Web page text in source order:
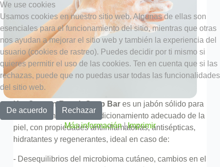
KeyOxygen Repair Soap Bar es un jabón sólido para
cuidado, limpieza y acondicionamiento adecuado de la
piel, con propiedades antiinflamatorias, antisépticas,
hidratantes y regenerantes, ideal en caso de:
- Desequilibrios del microbioma cutáneo, cambios en el
We use cookies
Usamos cookies en nuestro sitio web. Algunas de ellas son
esenciales para el funcionamiento del sitio, mientras que otras
nos ayudan a mejorar el sitio web y también la experiencia del
usuario (cookies de rastreo). Puedes decidir por ti mismo si
quieres permitir el uso de las cookies. Ten en cuenta que si las
rechazas, puede que no puedas usar todas las funcionalidades
del sitio web.
De acuerdo
Rechazar
Más información|Imprimir